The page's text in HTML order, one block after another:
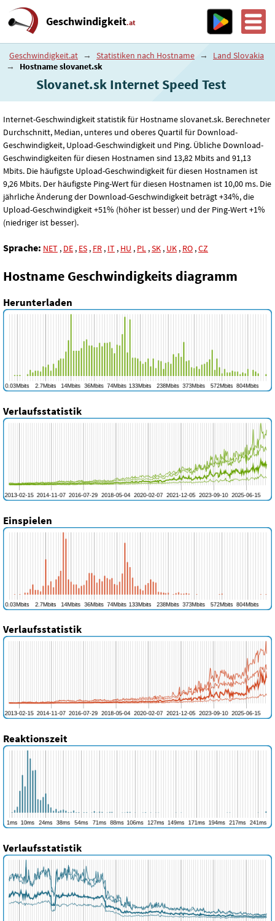
Geschwindigkeit.at
Geschwindigkeit.at → Statistiken nach Hostname →
Land Slovakia
→
Hostname slovanet.sk
Slovanet.sk Internet Speed ​​Test
Internet-Geschwindigkeit statistik für Hostname slovanet.sk. Berechneter
Durchschnitt, Median, unteres und oberes Quartil für Download-
Geschwindigkeit, Upload-Geschwindigkeit und Ping. Übliche Download-
Geschwindigkeiten für diesen Hostnamen sind 13,82 Mbits and 91,13
Mbits. Die häufigste Upload-Geschwindigkeit für diesen Hostnamen ist
9,26 Mbits. Der häufigste Ping-Wert für diesen Hostnamen ist 10,00 ms. Die
jährliche Änderung der Download-Geschwindigkeit beträgt +34%, die
Upload-Geschwindigkeit +51% (höher ist besser) und der Ping-Wert +1%
(niedriger ist besser).
Sprache: NET , DE , ES , FR , IT , HU , PL ,SK , UK , RO ,CZ
Hostname Geschwindigkeits diagramm
Herunterladen
Verlaufsstatistik
Einspielen
Verlaufsstatistik
Reaktionszeit
Verlaufsstatistik